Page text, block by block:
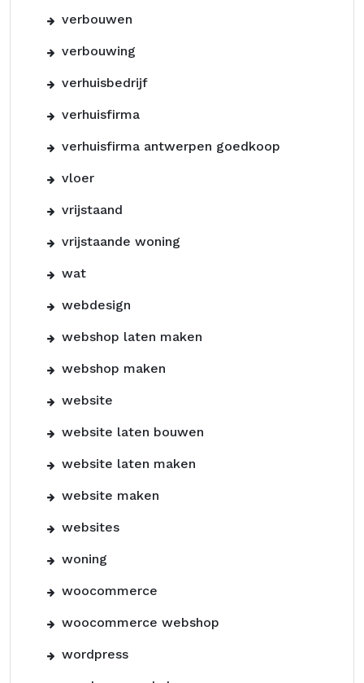
verbouwen
verbouwing
verhuisbedrijf
verhuisfirma
verhuisfirma antwerpen goedkoop
vloer
vrijstaand
vrijstaande woning
wat
webdesign
webshop laten maken
webshop maken
website
website laten bouwen
website laten maken
website maken
websites
woning
woocommerce
woocommerce webshop
wordpress